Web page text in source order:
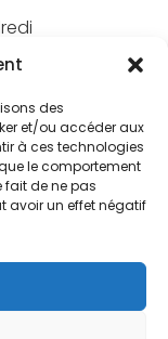
des
et/ou accéder aux
à ces technologies
le comportement
fait de ne pas
avoir un effet négatif